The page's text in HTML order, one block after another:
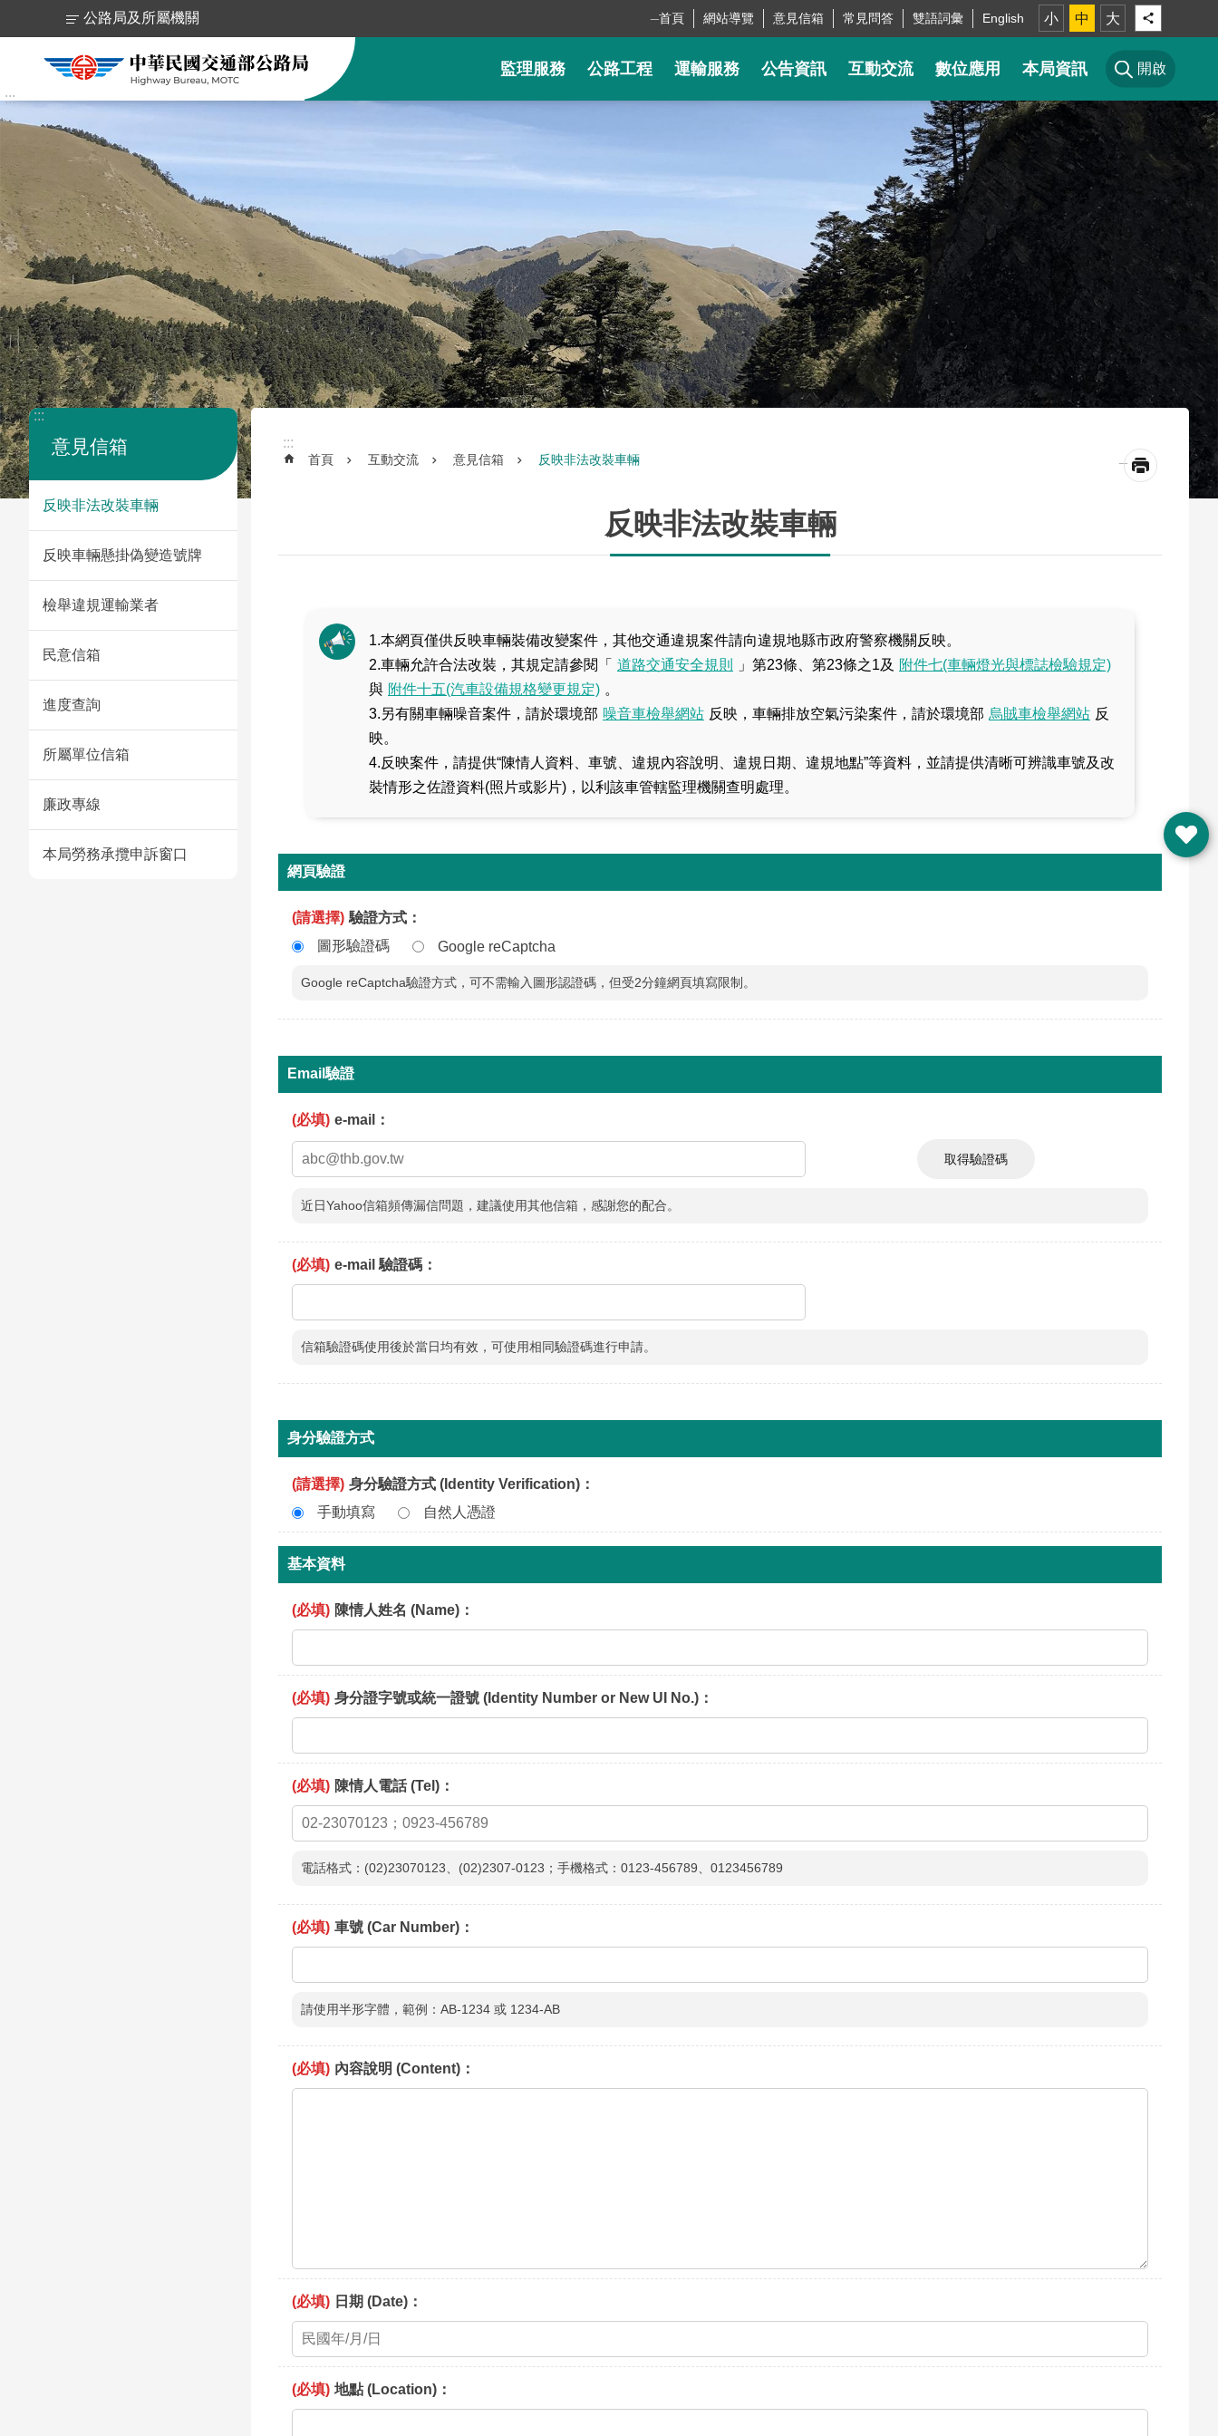
跳到主要內容區塊
跳
到
內
容
區
塊
:::
公路局及所屬機關 首頁 網站導覽 意見信箱 常見問答 雙語詞彙 English 小 中 大
監理服務 公路工程 運輸服務 公告資訊 互動交流 數位應用 本局資訊 開啟
:::
意見信箱
反映非法改裝車輛
反映車輛懸掛偽變造號牌
檢舉違規運輸業者
民意信箱
進度查詢
所屬單位信箱
廉政專線
本局勞務承攬申訴窗口
:::
首頁 互動交流 意見信箱 反映非法改裝車輛 _
反映非法改裝車輛
1.本網頁僅供反映車輛裝備改變案件，其他交通違規案件請向違規地縣市政府警察機關反映。
2.車輛允許合法改裝，其規定請參閱「
道路交通安全規則 」第23條、第23條之1及 附件七(車輛燈光與標誌檢驗規定)
與 附件十五(汽車設備規格變更規定) 。
3.另有關車輛噪音案件，請於環境部 噪音車檢舉網站 反映，車輛排放空氣污染案件，請於環境部 烏賊車檢舉網站 反
映。
4.反映案件，請提供“陳情人資料、車號、違規內容說明、違規日期、違規地點”等資料，並請提供清晰可辨識車號及改
裝情形之佐證資料(照片或影片)，以利該車管轄監理機關查明處理。
網頁驗證
(請選擇) 驗證方式：
圖形驗證碼
Google reCaptcha
Google reCaptcha驗證方式，可不需輸入圖形認證碼，但受2分鐘網頁填寫限制。
Email驗證
(必填) e-mail：
近日Yahoo信箱頻傳漏信問題，建議使用其他信箱，感謝您的配合。
(必填) e-mail 驗證碼：
信箱驗證碼使用後於當日均有效，可使用相同驗證碼進行申請。
身分驗證方式
(請選擇) 身分驗證方式 (Identity Verification)：
手動填寫
自然人憑證
基本資料
(必填) 陳情人姓名 (Name)：
(必填) 身分證字號或統一證號 (Identity Number or New UI No.)：
(必填) 陳情人電話 (Tel)：
電話格式：(02)23070123、(02)2307-0123；手機格式：0123-456789、0123456789
(必填) 車號 (Car Number)：
請使用半形字體，範例：AB-1234 或 1234-AB
(必填) 內容說明 (Content)：
(必填) 日期 (Date)：
(必填) 地點 (Location)：